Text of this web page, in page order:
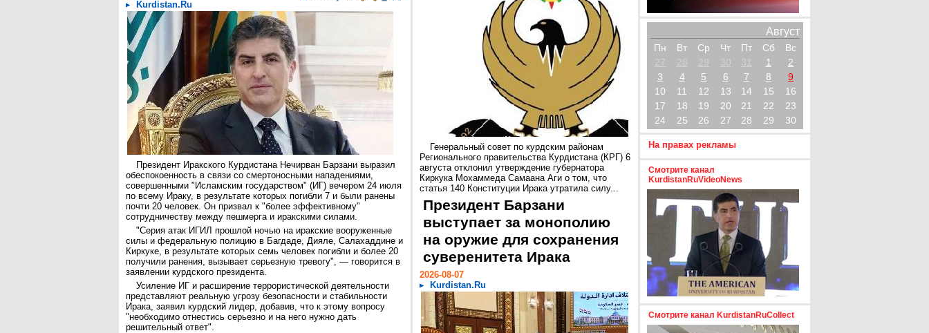
Kurdistan.Ru
Президент Иракского Курдистана Нечирван Барзани выразил
обеспокоенность в связи со смертоносными нападениями,
совершенными "Исламским государством" (ИГ) вечером 24 июля
по всему Ираку, в результате которых погибли 7 и были ранены
почти 20 человек. Он призвал к "более эффективному"
сотрудничеству между пешмерга и иракскими силами.
"Серия атак ИГИЛ прошлой ночью на иракские вооруженные
силы и федеральную полицию в Багдаде, Дияле, Салахаддине и
Киркуке, в результате которых семь человек погибли и более 20
получили ранения, вызывает серьезную тревогу", — говорится в
заявлении курдского президента.
Усиление ИГ и расширение террористической деятельности
представляют реальную угрозу безопасности и стабильности
Ирака, заявил курдский лидер, добавив, что к этому вопросу
"необходимо отнестись серьезно и на него нужно дать
решительный ответ".
Генеральный совет по курдским районам
Регионального правительства Курдистана (КРГ) 6
августа отклонил утверждение губернатора
Киркука Мохаммеда Самаана Аги о том, что
статья 140 Конституции Ирака утратила силу...
Президент Барзани
выступает за монополию
на оружие для сохранения
суверенитета Ирака
2026-08-07
Kurdistan.Ru
Август
Пн Вт Ср Чт Пт Сб
Вс
27
28 29 30 31 1
2
3
4 5 6 7 8
9
10
11 12 13 14 15
16
17
18 19 20 21 22
23
24
25 26 27 28 29 30
На правах рекламы
Смотрите канал
KurdistanRuVideoNews
Смотрите канал KurdistanRuCollect